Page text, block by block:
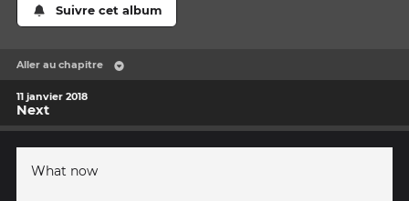
Suivre cet album
Aller au chapitre
11 janvier 2018
Next
What now